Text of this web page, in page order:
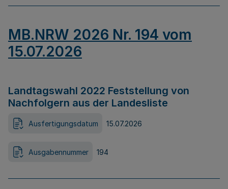
MB.NRW 2026 Nr. 194 vom
15.07.2026
Landtagswahl 2022 Feststellung von
Nachfolgern aus der Landesliste
Ausfertigungsdatum 15.07.2026
Ausgabennummer 194